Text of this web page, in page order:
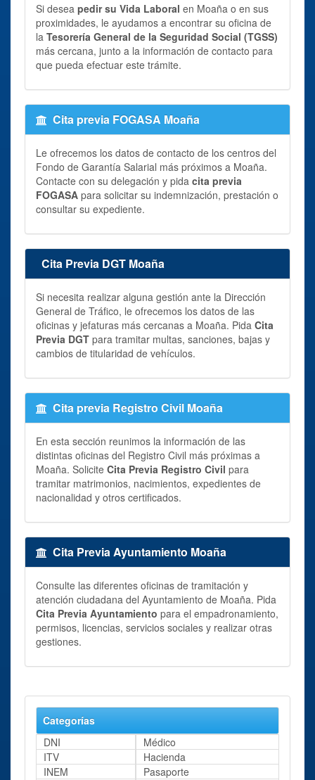
Si desea pedir su Vida Laboral en Moaña o en sus
proximidades, le ayudamos a encontrar su oficina de
la Tesorería General de la Seguridad Social (TGSS)
más cercana, junto a la información de contacto para
que pueda efectuar este trámite.
Cita previa FOGASA Moaña
Le ofrecemos los datos de contacto de los centros del
Fondo de Garantía Salarial más próximos a Moaña.
Contacte con su delegación y pida cita previa
FOGASA para solicitar su indemnización, prestación o
consultar su expediente.
Cita Previa DGT Moaña
Si necesita realizar alguna gestión ante la Dirección
General de Tráfico, le ofrecemos los datos de las
oficinas y jefaturas más cercanas a Moaña. Pida Cita
Previa DGT para tramitar multas, sanciones, bajas y
cambios de titularidad de vehículos.
Cita previa Registro Civil Moaña
En esta sección reunimos la información de las
distintas oficinas del Registro Civil más próximas a
Moaña. Solicite Cita Previa Registro Civil para
tramitar matrimonios, nacimientos, expedientes de
nacionalidad y otros certificados.
Cita Previa Ayuntamiento Moaña
Consulte las diferentes oficinas de tramitación y
atención ciudadana del Ayuntamiento de Moaña. Pida
Cita Previa Ayuntamiento para el empadronamiento,
permisos, licencias, servicios sociales y realizar otras
gestiones.
Categorías
DNI
Médico
ITV
Hacienda
INEM
Pasaporte